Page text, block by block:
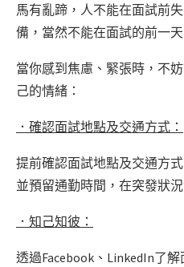
馬有亂蹄，人不能在面試前失
備，當然不能在面試的前一
當你感到焦慮、緊張時，不
己的情緒：
．確認面試地點及交通方式：
提前確認面試地點及交通方
並預留通勤時間，在突發狀
．知己知彼：
透過Facebook、LinkedIn了